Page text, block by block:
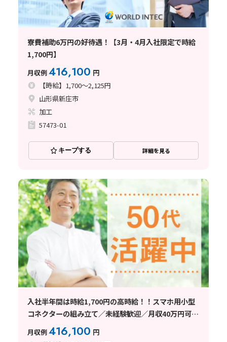
寮費補助6万円の好待遇！【3月・4月入社限定で時給
1,700円】
月収例416,100 円
【時給】1,700～2,125円
山形県新庄市
加工
57473-01
キープする 詳細を見る
入社半年間は時給1,700円の高時給！！スマホ用小型
コネクターの組み立て／未経験歓迎／月収40万円可／
寮費無料
月収例416,100 円